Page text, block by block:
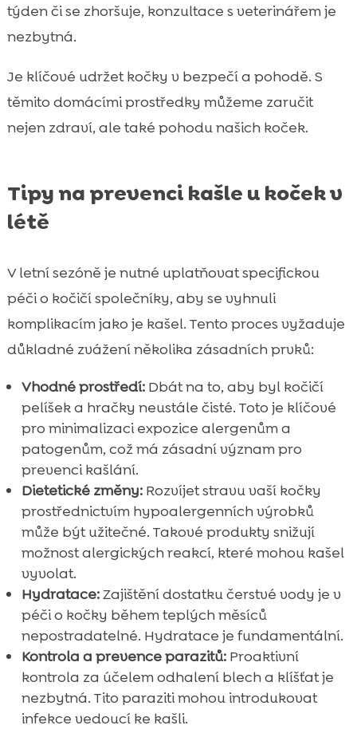
týden či se zhoršuje, konzultace s veterinářem je
nezbytná.
Je klíčové udržet kočky v bezpečí a pohodě. S
těmito domácími prostředky můžeme zaručit
nejen zdraví, ale také pohodu našich koček.
Tipy na prevenci kašle u koček v
létě
V letní sezóně je nutné uplatňovat specifickou
péči o kočičí společníky, aby se vyhnuli
komplikacím jako je kašel. Tento proces vyžaduje
důkladné zvážení několika zásadních prvků:
Vhodné prostředí:Dbát na to, aby byl kočičí
pelíšek a hračky neustále čisté. Toto je klíčové
pro minimalizaci expozice alergenům a
patogenům, což má zásadní význam pro
prevenci kašlání.
Dietetické změny:Rozvíjet stravu vaší kočky
prostřednictvím hypoalergenních výrobků
může být užitečné. Takové produkty snižují
možnost alergických reakcí, které mohou kašel
vyvolat.
Hydratace:Zajištění dostatku čerstvé vody je v
péči o kočky během teplých měsíců
nepostradatelné. Hydratace je fundamentální.
Kontrola a prevence parazitů:Proaktivní
kontrola za účelem odhalení blech a klíšťat je
nezbytná. Tito paraziti mohou introdukovat
infekce vedoucí ke kašli.